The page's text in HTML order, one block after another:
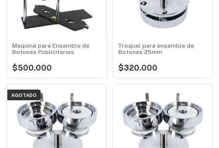
Maquina para Ensamble de
Botones Publicitarios
$500.000
Troquel para ensamble de
Botones 25mm
$320.000
AGOTADO